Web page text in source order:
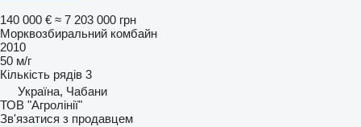
140 000 € ≈ 7 203 000 грн
Морквозбиральний комбайн
2010
50 м/г
Кількість рядів 3
Україна, Чабани
ТОВ "Агролінії"
Зв'язатися з продавцем